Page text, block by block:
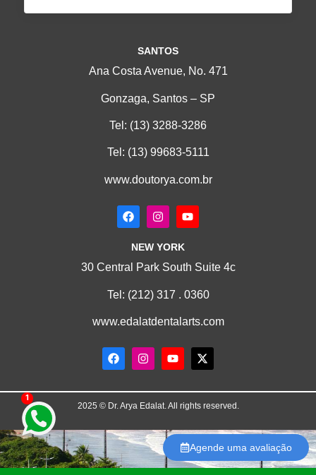
SANTOS
Ana Costa Avenue, No. 471
Gonzaga, Santos – SP
Tel: (13) 3288-3286
Tel: (13) 99683-5111
www.doutorya.com.br
NEW YORK
30 Central Park South Suite 4c
Tel: (212) 317 . 0360
www.edalatdentalarts.com
2025 © Dr. Arya Edalat. All rights reserved.
1
Agende uma avaliação